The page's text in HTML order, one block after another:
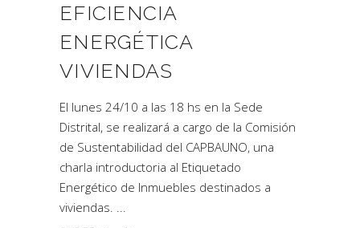
EFICIENCIA
ENERGÉTICA
VIVIENDAS
El lunes 24/10 a las 18 hs en la Sede
Distrital, se realizará a cargo de la Comisión
de Sustentabilidad del CAPBAUNO, una
charla introductoria al Etiquetado
Energético de Inmuebles destinados a
viviendas.